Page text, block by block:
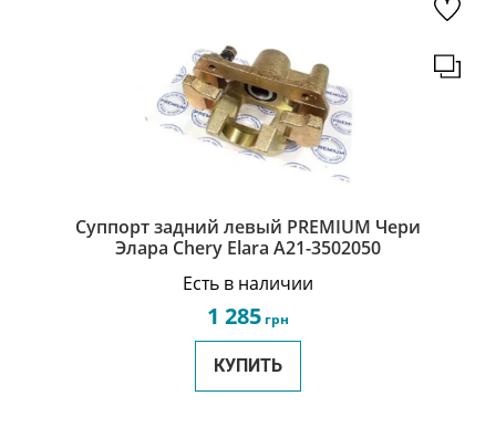
Суппорт задний левый PREMIUM Чери
Элара Chery Elara A21-3502050
Есть в наличии
1 285 грн
КУПИТЬ